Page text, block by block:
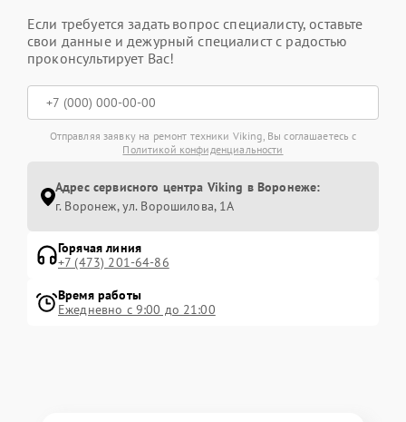
Если требуется задать вопрос специалисту, оставьте
свои данные и дежурный специалист с радостью
проконсультирует Вас!
Отправляя заявку на ремонт техники Viking, Вы соглашаетесь с
Политикой конфиденциальности
Адрес сервисного центра Viking в Воронеже:
г. Воронеж, ул. Ворошилова, 1А
Горячая линия
+7 (473) 201-64-86
Время работы
Ежедневно с 9:00 до 21:00